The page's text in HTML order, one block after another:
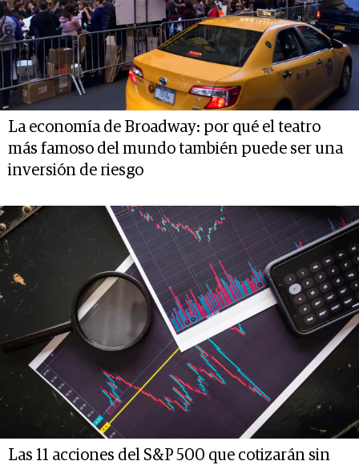
La economía de Broadway: por qué el teatro
más famoso del mundo también puede ser una
inversión de riesgo
Las 11 acciones del S&P 500 que cotizarán sin